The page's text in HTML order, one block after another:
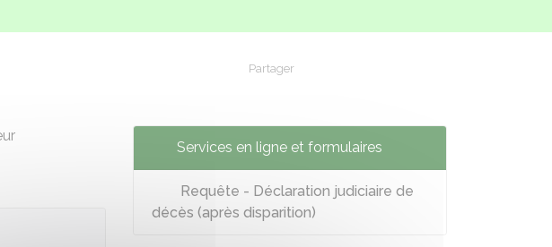
Partager
Services en ligne et formulaires
Requête - Déclaration judiciaire de
décès (après disparition)